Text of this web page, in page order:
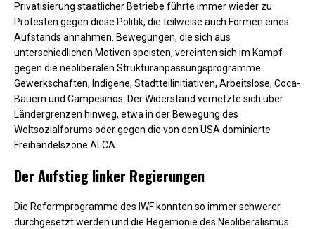
Privatisierung staatlicher Betriebe führte immer wieder zu
Protesten gegen diese Politik, die teilweise auch Formen eines
Aufstands annahmen. Bewegungen, die sich aus
unterschiedlichen Motiven speisten, vereinten sich im Kampf
gegen die neoliberalen Strukturanpassungsprogramme:
Gewerkschaften, Indigene, Stadtteilinitiativen, Arbeitslose, Coca-
Bauern und Campesinos. Der Widerstand vernetzte sich über
Ländergrenzen hinweg, etwa in der Bewegung des
Weltsozialforums oder gegen die von den USA dominierte
Freihandelszone ALCA.
Der Aufstieg linker Regierungen
Die Reformprogramme des IWF konnten so immer schwerer
durchgesetzt werden und die Hegemonie des Neoliberalismus